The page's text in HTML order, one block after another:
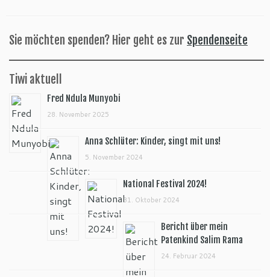
Sie möchten spenden? Hier geht es zur Spendenseite
Tiwi aktuell
Fred Ndula Munyobi
28. November 2025
Anna Schlüter: Kinder, singt mit uns!
5. November 2024
National Festival 2024!
31. Oktober 2024
Bericht über mein
Patenkind Salim Rama
24. Februar 2024